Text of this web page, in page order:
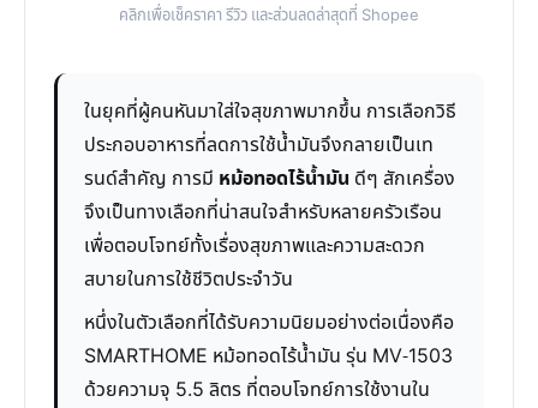
คลิกเพื่อเช็คราคา รีวิว และส่วนลดล่าสุดที่ Shopee
ในยุคที่ผู้คนหันมาใส่ใจสุขภาพมากขึ้น การเลือกวิธี
ประกอบอาหารที่ลดการใช้น้ำมันจึงกลายเป็นเท
รนด์สำคัญ การมี หม้อทอดไร้น้ำมัน ดีๆ สักเครื่อง
จึงเป็นทางเลือกที่น่าสนใจสำหรับหลายครัวเรือน
เพื่อตอบโจทย์ทั้งเรื่องสุขภาพและความสะดวก
สบายในการใช้ชีวิตประจำวัน
หนึ่งในตัวเลือกที่ได้รับความนิยมอย่างต่อเนื่องคือ
SMARTHOME หม้อทอดไร้น้ำมัน รุ่น MV-1503
ด้วยความจุ 5.5 ลิตร ที่ตอบโจทย์การใช้งานใน